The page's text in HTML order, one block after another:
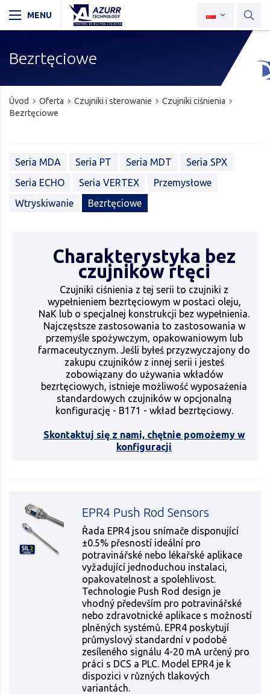
Bezrtęciowe
Úvod Oferta Czujniki i sterowanie
Czujniki ciśnienia
Bezrtęciowe
Seria MDA Seria PT Seria MDT
Seria SPX
Seria ECHO
Seria VERTEX
Przemysłowe
Wtryskiwanie
Bezrtęciowe
Charakterystyka bez
czujników rtęci
Czujniki ciśnienia z tej serii to czujniki z
wypełnieniem bezrtęciowym w postaci oleju,
NaK lub o specjalnej konstrukcji bez wypełnienia.
Najczęstsze zastosowania to zastosowania w
przemyśle spożywczym, opakowaniowym lub
farmaceutycznym. Jeśli byłeś przyzwyczajony do
zakupu czujników z innej serii i jesteś
zobowiązany do używania wkładów
bezrtęciowych, istnieje możliwość wyposażenia
standardowych czujników w opcjonalną
konfigurację - B171 - wkład bezrtęciowy.
Skontaktuj się z nami, chętnie pomożemy w
konfiguracji
EPR4 Push Rod Sensors
Řada EPR4 jsou snímače disponující
±0.5% přesností ideální pro
potravinářské nebo lékařské aplikace
vyžadující jednoduchou instalaci,
opakovatelnost a spolehlivost.
Technologie Push Rod design je
vhodný především pro potravinářské
nebo zdravotnické aplikace s možností
plněných systémů. EPR4 poskytují
průmyslový standardní v podobě
zesíleného signálu 4-20 mA určený pro
práci s DCS a PLC. Model EPR4 je k
dispozici v různých tlakových
variantách.